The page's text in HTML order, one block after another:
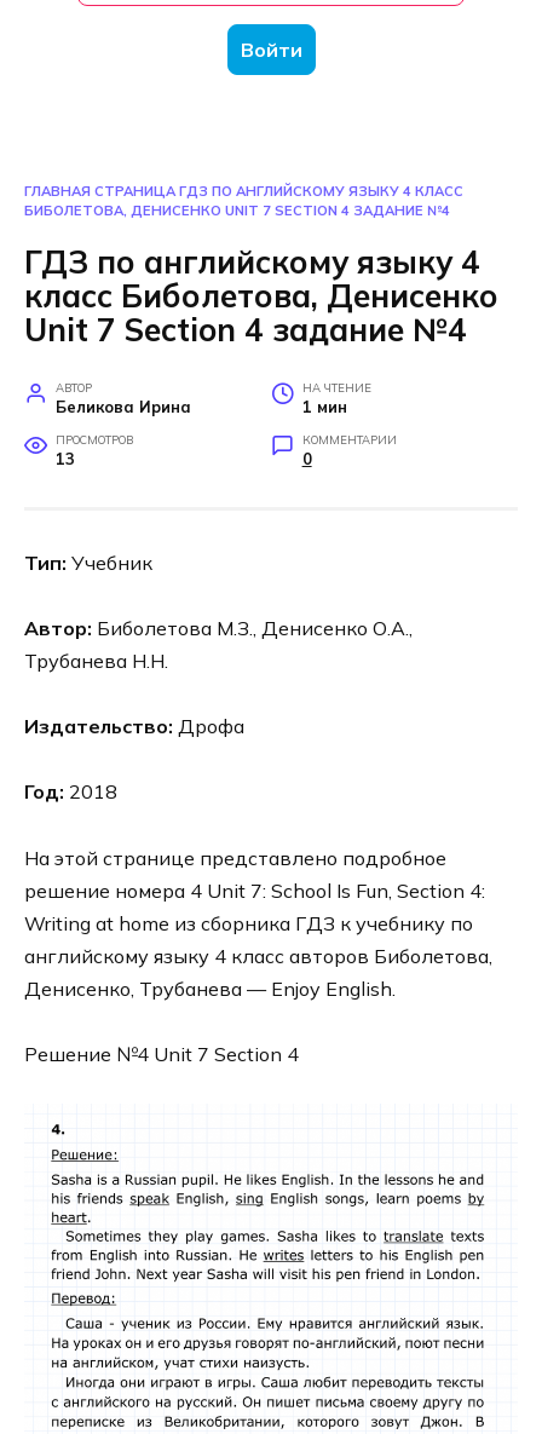
Войти
ГЛАВНАЯ СТРАНИЦА ГДЗ ПО АНГЛИЙСКОМУ ЯЗЫКУ 4 КЛАСС
БИБОЛЕТОВА, ДЕНИСЕНКО UNIT 7 SECTION 4 ЗАДАНИЕ №4
ГДЗ по английскому языку 4
класс Биболетова, Денисенко
Unit 7 Section 4 задание №4
АВТОР
Беликова Ирина
НА ЧТЕНИЕ
1 мин
ПРОСМОТРОВ
13
КОММЕНТАРИИ
0
Тип: Учебник
Автор: Биболетова М.З., Денисенко О.А.,
Трубанева Н.Н.
Издательство: Дрофа
Год: 2018
На этой странице представлено подробное
решение номера 4 Unit 7: School Is Fun, Section 4:
Writing at home из сборника ГДЗ к учебнику по
английскому языку 4 класс авторов Биболетова,
Денисенко, Трубанева — Enjoy English.
Решение №4 Unit 7 Section 4